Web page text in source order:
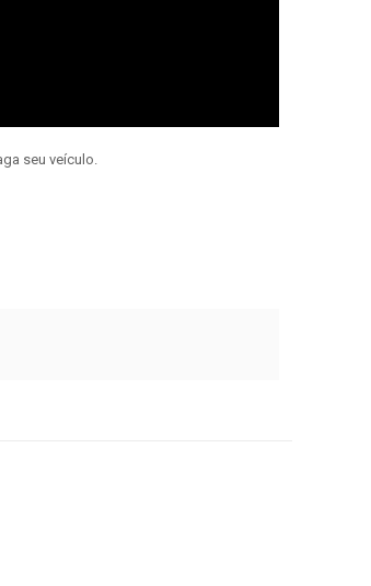
seu veículo.